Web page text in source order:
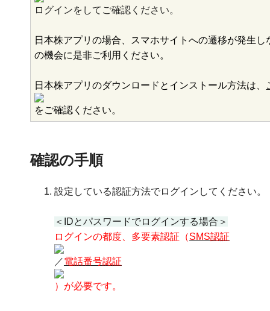
ログインをしてご確認ください。
日本株アプリの場合、スマホサイトへの遷移が発生
の機会に是非ご利用ください。
日本株アプリのダウンロードとインストール方法は、
をご確認ください。
確認の手順
設定している認証方法でログインしてください。
＜IDとパスワードでログインする場合＞
ログインの都度、多要素認証（SMS認証
／電話番号認証
）が必要です。